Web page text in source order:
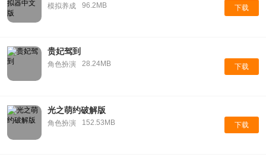
模拟养成 96.2MB 下载
贵妃驾到
角色扮演 28.24MB 下载
光之萌约破解版
角色扮演 152.53MB 下载